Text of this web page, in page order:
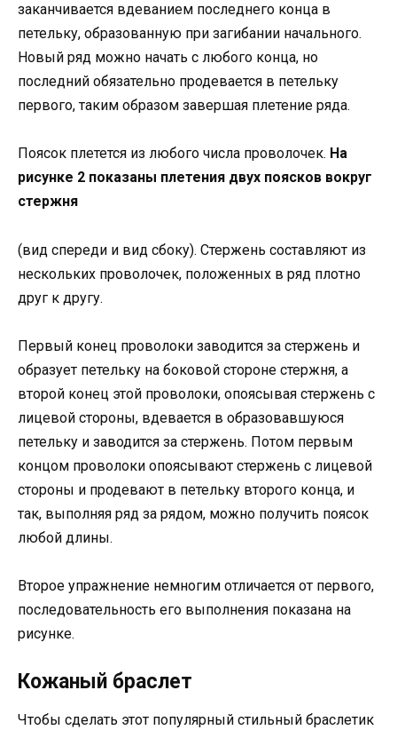
заканчивается вдеванием последнего конца в
петельку, образованную при загибании начального.
Новый ряд можно начать с любого конца, но
последний обязательно продевается в петельку
первого, таким образом завершая плетение ряда.
Поясок плетется из любого числа проволочек. На
рисунке 2 показаны плетения двух поясков вокруг
стержня
(вид спереди и вид сбоку). Стержень составляют из
нескольких проволочек, положенных в ряд плотно
друг к другу.
Первый конец проволоки заводится за стержень и
образует петельку на боковой стороне стержня, а
второй конец этой проволоки, опоясывая стержень с
лицевой стороны, вдевается в образовавшуюся
петельку и заводится за стержень. Потом первым
концом проволоки опоясывают стержень с лицевой
стороны и продевают в петельку второго конца, и
так, выполняя ряд за рядом, можно получить поясок
любой длины.
Второе упражнение немногим отличается от первого,
последовательность его выполнения показана на
рисунке.
Кожаный браслет
Чтобы сделать этот популярный стильный браслетик